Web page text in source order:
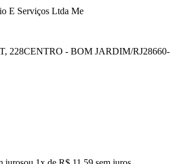
E Serviços Ltda Me
228CENTRO - BOM JARDIM/RJ28660-